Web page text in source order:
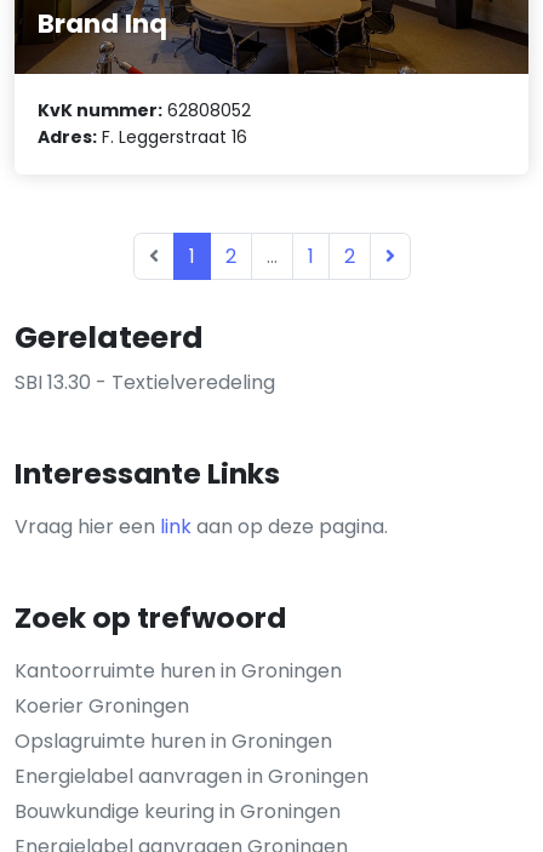
Gerelateerd
SBI 13.30 - Textielveredeling
Interessante Links
Vraag hier een linkaan op deze pagina.
Zoek op trefwoord
Kantoorruimte huren in Groningen
Koerier Groningen
Opslagruimte huren in Groningen
Energielabel aanvragen in Groningen
Bouwkundige keuring in Groningen
Energielabel aanvragen Groningen
Brand Inq
KvK nummer: 62808052
Adres: F. Leggerstraat 16
1 2 ... 1 2